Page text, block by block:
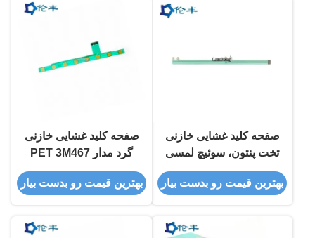
صفحه کلید غشایی خازنی
تخت پنتون، سوئیچ لمسی
غشایی رنگی RAL
بهترین قیمت رو بدست بیار
صفحه کلید غشایی خازنی
گرد مدار PET 3M467
دکمه گنبد لمسی چسبنده
بهترین قیمت رو بدست بیار